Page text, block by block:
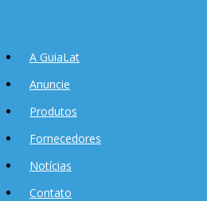
A GuiaLat
Anuncie
Produtos
Fornecedores
Notícias
Contato